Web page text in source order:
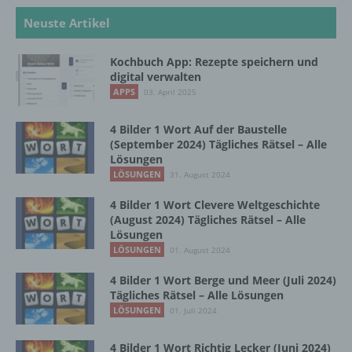
Neuste Artikel
Kochbuch App: Rezepte speichern und
digital verwalten
APPS 03. April 2025
4 Bilder 1 Wort Auf der Baustelle
(September 2024) Tägliches Rätsel – Alle
Lösungen
LÖSUNGEN 31. August 2024
4 Bilder 1 Wort Clevere Weltgeschichte
(August 2024) Tägliches Rätsel – Alle
Lösungen
LÖSUNGEN 01. August 2024
4 Bilder 1 Wort Berge und Meer (Juli 2024)
Tägliches Rätsel – Alle Lösungen
LÖSUNGEN 01. Juli 2024
4 Bilder 1 Wort Richtig Lecker (Juni 2024)
Vorgang oder jede solche Vorgangsreihe im
Daten wie das Erheben, das Erfassen, die
Organisation, das Ordnen, die Speicherung,
die Anpassung oder Veränderung, das
die Offenlegung durch Übermittlung,
Verbreitung oder eine andere Form der
Bereitstellung, den Abgleich oder die
Verknüpfung, die Einschränkung, das
Löschen oder die Vernichtung.
d) Einschränkung der Verarbeitung
Einschränkung der Verarbeitung ist die
Markierung gespeicherter
personenbezogener Daten mit dem Ziel, ihre
künftige Verarbeitung einzuschränken.